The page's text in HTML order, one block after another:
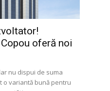
oferă noi
nu dispui de suma
o variantă bună pentru